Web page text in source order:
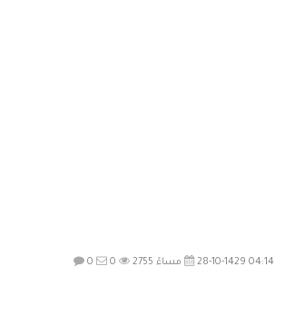
28-10-1429 04:14 مساءً 0 0 2755